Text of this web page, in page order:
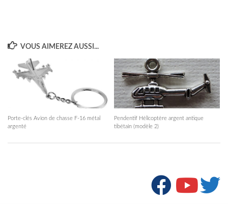
VOUS AIMEREZ AUSSI...
Porte-clés Avion de chasse F-16 métal
argenté
Pendentif Hélicoptère argent antique
tibétain (modèle 2)